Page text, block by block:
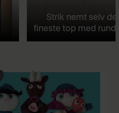
Strik nemt selv
fineste top med rund